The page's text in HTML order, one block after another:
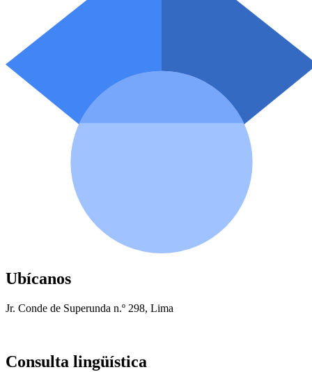
Ubícanos
Jr. Conde de Superunda n.º 298, Lima
Consulta lingüística